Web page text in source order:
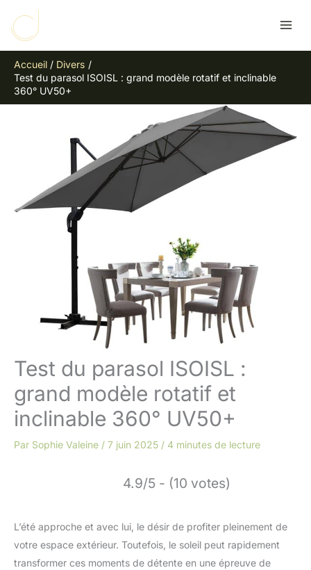
contenu
Accueil
Divers
Test du parasol ISOISL : grand modèle rotatif et inclinable
360° UV50+
Test du parasol ISOISL :
grand modèle rotatif et
inclinable 360° UV50+
Par Sophie Valeine / 7 juin 2025 / 4 minutes de lecture
4.9/5 - (10 votes)
L’été approche et avec lui, le désir de profiter pleinement de
votre espace extérieur. Toutefois, le soleil peut rapidement
transformer ces moments de détente en une épreuve de
e
h
e
r